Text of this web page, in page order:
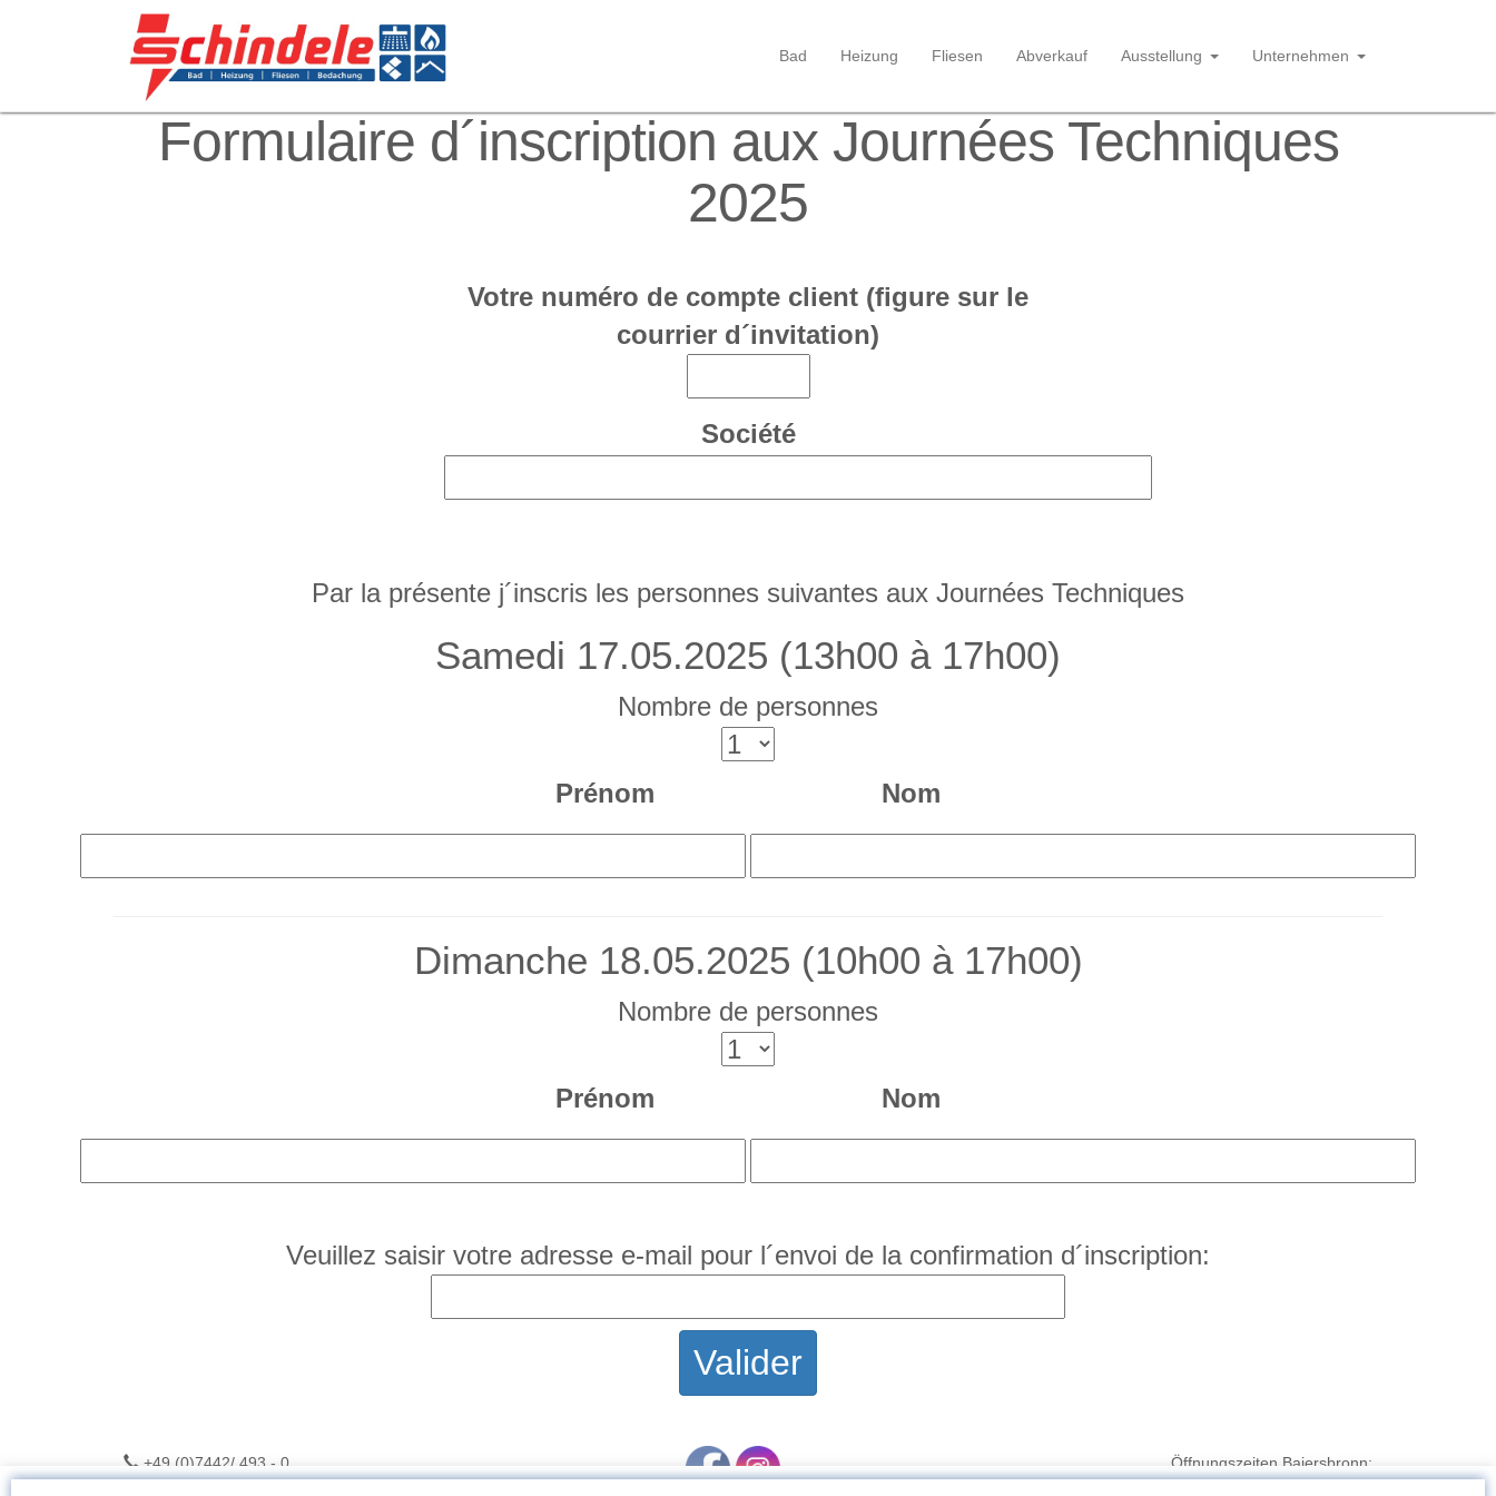
Bad Heizung Fliesen Abverkauf Ausstellung Unternehmen
Formulaire d´inscription aux Journées Techniques
2025
Votre numéro de compte client (figure sur le
courrier d´invitation)
Société
Par la présente j´inscris les personnes suivantes aux Journées Techniques
Samedi 17.05.2025 (13h00 à 17h00)
Nombre de personnes
Prénom Nom
Dimanche 18.05.2025 (10h00 à 17h00)
Nombre de personnes
Prénom Nom
Veuillez saisir votre adresse e-mail pour l´envoi de la confirmation d´inscription:
+49 (0)7442/ 493 - 0
Öffnungszeiten Baiersbronn:
Mo. - Fr.: 09:00 - 18:00 Uhr